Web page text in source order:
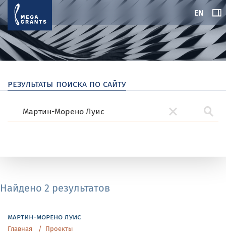
EN
результаты поиска по сайту
Найдено 2 результатов
мартин-морено луис
Главная
Проекты